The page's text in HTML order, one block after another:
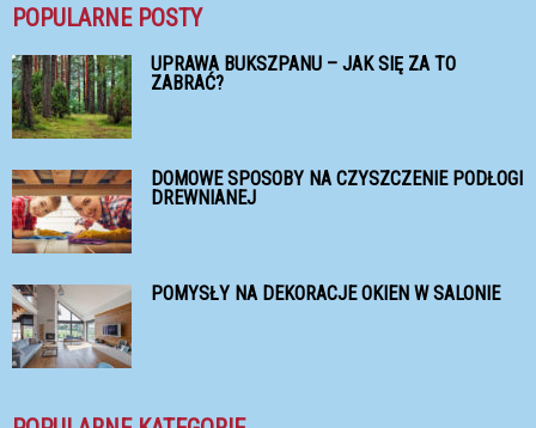
POPULARNE POSTY
UPRAWA BUKSZPANU – JAK SIĘ ZA TO
ZABRAĆ?
DOMOWE SPOSOBY NA CZYSZCZENIE PODŁOGI
DREWNIANEJ
POMYSŁY NA DEKORACJE OKIEN W SALONIE